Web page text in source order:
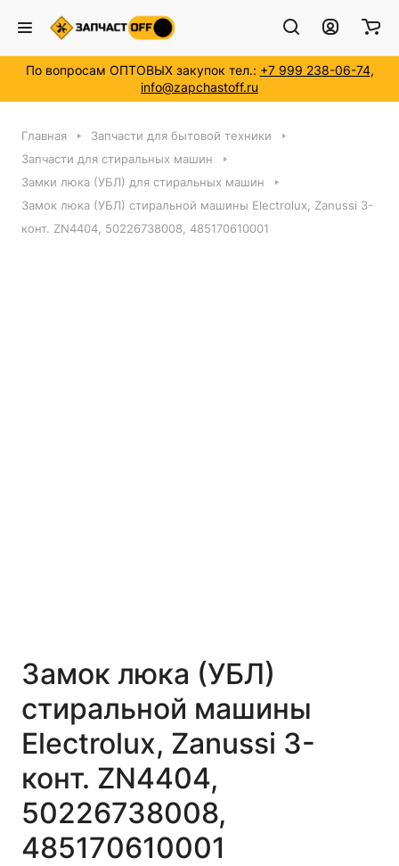
По вопросам ОПТОВЫХ закупок тел.: +7 999 238-06-74,
info@zapchastoff.ru
Главная
Запчасти для бытовой техники
Запчасти для стиральных машин
Замки люка (УБЛ) для стиральных машин
Замок люка (УБЛ) стиральной машины Electrolux, Zanussi 3-
конт. ZN4404, 50226738008, 485170610001
Замок люка (УБЛ)
стиральной машины
Electrolux, Zanussi 3-
конт. ZN4404,
50226738008,
485170610001